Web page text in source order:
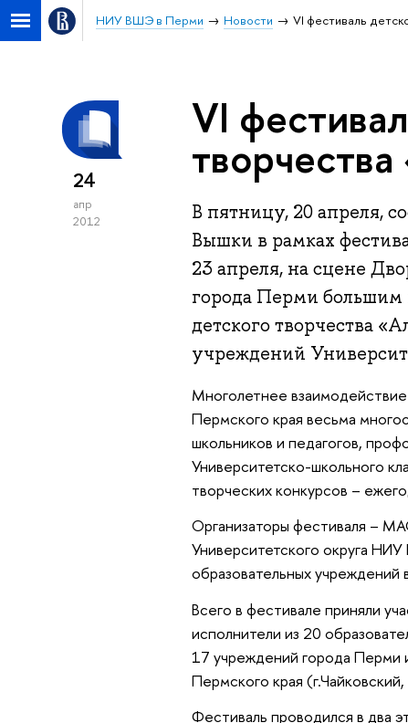
НИУ ВШЭ в Перми Новости VI фестиваль
24
апр
2012
VI
В пятницу, 20 апреля,
Вышки в рамках
23 апреля, на сцене
города Перми большим
детского творчества
учреждений
Многолетнее
Пермского края весьма
школьников и педагогов,
Университетско-школьного
творческих конкурсов –
Организаторы фестиваля –
Университетского округа
образовательных учреждений
Всего в фестивале приняли
исполнители из 20
17 учреждений города Перми
Пермского края
Фестиваль проводился в два